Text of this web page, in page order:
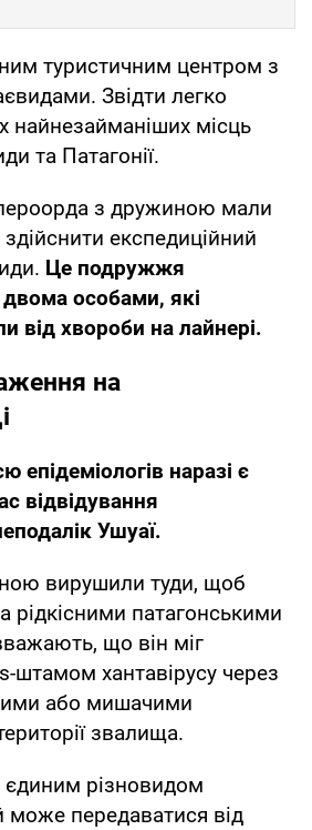
туристичним центром з
Звідти легко
найнезайманіших місць
та Патагонії.
з дружиною мали
експедиційний
Це подружжя
особами, які
від хвороби на лайнері.
на
епідеміологів наразі є
відвідування
Ушуаї.
вирушили туди, щоб
рідкісними патагонськими
що він міг
штамом хантавірусу через
або мишачими
звалища.
різновидом
може передаватися від